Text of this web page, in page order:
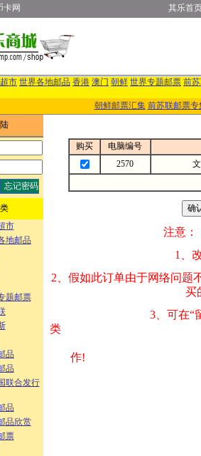
卡网 其乐首
市 世界各地邮品 香港 澳门 朝鲜 世界专题邮票 前
朝鲜邮票汇集 前苏联邮票专
市
地邮品
题邮票
品
品
联合发行
品
品欣赏
票
购买
电脑编号
2570
注意：
1、改变商品数量
2、假如此订单由
买的邮品的“
3、可在“
类 方式告之
作!